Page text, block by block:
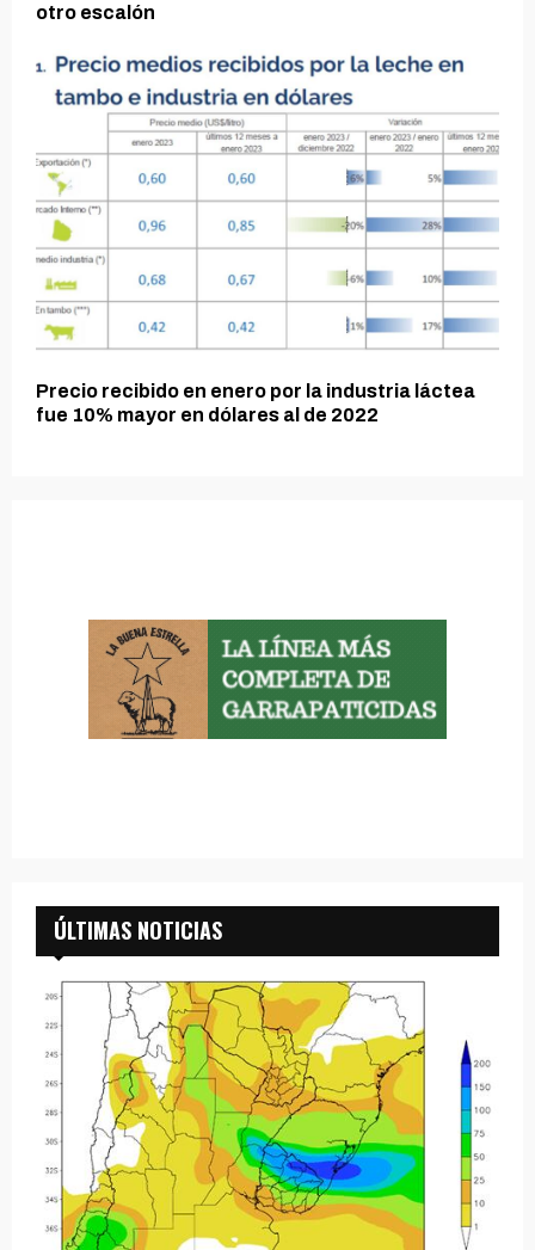
otro escalón
Precio recibido en enero por la industria láctea
fue 10% mayor en dólares al de 2022
ÚLTIMAS NOTICIAS